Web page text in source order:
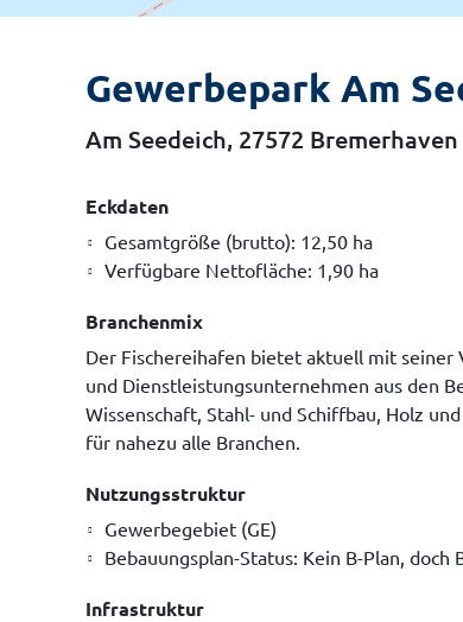
Gewerbepark Am
Am Seedeich, 27572 Bremerhaven
Eckdaten
Gesamtgröße (brutto): 12,50 ha
Verfügbare Nettofläche: 1,90 ha
Branchenmix
Der Fischereihafen bietet aktuell mit
und Dienstleistungsunternehmen aus den
Wissenschaft, Stahl- und Schiffbau, Holz
für nahezu alle Branchen.
Nutzungsstruktur
Gewerbegebiet (GE)
Bebauungsplan-Status: Kein B-Plan, doch
Infrastruktur